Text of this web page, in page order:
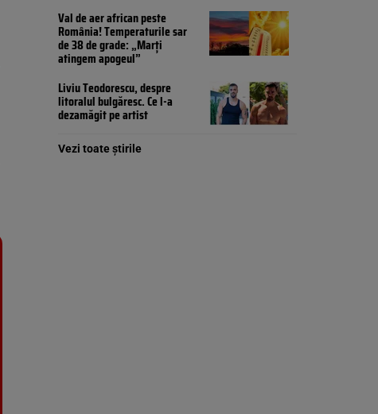
Val de aer african peste
România! Temperaturile sar
de 38 de grade: „Marți
atingem apogeul”
Liviu Teodorescu, despre
litoralul bulgăresc. Ce l-a
dezamăgit pe artist
Vezi toate știrile